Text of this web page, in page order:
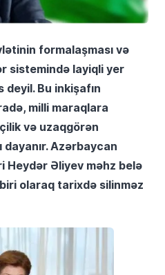
formalaşması və
sistemində layiqli yer
Bu inkişafın
milli maraqlara
və uzaqgörən
Azərbaycan
Heydər Əliyev məhz belə
olaraq tarixdə silinməz